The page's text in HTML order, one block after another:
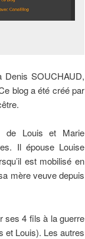
Denis SOUCHAUD,
blog a été créé par
de Louis et Marie
Il épouse Louise
est mobilisé en
mère veuve depuis
ses 4 fils à la guerre
et Louis). Les autres